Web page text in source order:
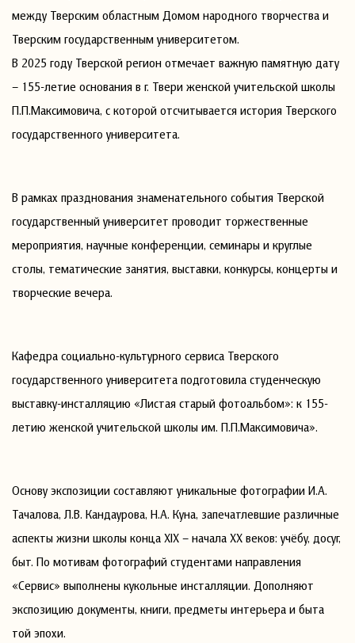
между Тверским областным Домом народного творчества и
Тверским государственным университетом.
В 2025 году Тверской регион отмечает важную памятную дату
– 155-летие основания в г. Твери женской учительской школы
П.П.Максимовича, с которой отсчитывается история Тверского
государственного университета.
В рамках празднования знаменательного события Тверской
государственный университет проводит торжественные
мероприятия, научные конференции, семинары и круглые
столы, тематические занятия, выставки, конкурсы, концерты и
творческие вечера.
Кафедра социально-культурного сервиса Тверского
государственного университета подготовила студенческую
выставку-инсталляцию «Листая старый фотоальбом»: к 155-
летию женской учительской школы им. П.П.Максимовича».
Основу экспозиции составляют уникальные фотографии И.А.
Тачалова, Л.В. Кандаурова, Н.А. Куна, запечатлевшие различные
аспекты жизни школы конца XIX – начала ХХ веков: учёбу, досуг,
быт. По мотивам фотографий студентами направления
«Сервис» выполнены кукольные инсталляции. Дополняют
экспозицию документы, книги, предметы интерьера и быта
той эпохи.